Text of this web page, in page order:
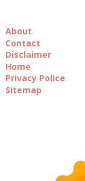
About
Contact
Disclaimer
Home
Privacy Police
Sitemap